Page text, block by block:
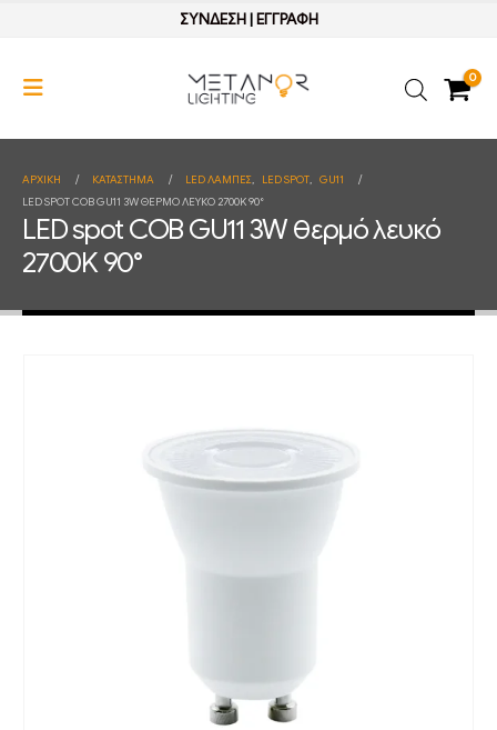
ΣΥΝΔΕΣΗ| ΕΓΓΡΑΦΗ
0
ΑΡΧΙΚΉ ΚΑΤΆΣΤΗΜΑ LED ΛΑΜΠΕΣ, LED SPOT, GU11
LED SPOT COB GU11 3W ΘΕΡΜΌ ΛΕΥΚΌ 2700K 90°
LED spot COB GU11 3W θερμό λευκό
2700K 90°